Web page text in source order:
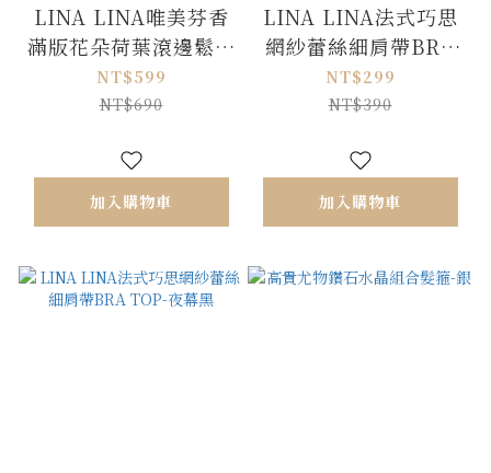
LINA LINA唯美芬香
滿版花朵荷葉滾邊鬆緊
短裙-甜美白
NT$599
NT$690
加入購物車
LINA LINA法式巧思
網紗蕾絲細肩帶BRA
TOP-珍珠白M/L
NT$299
NT$390
加入購物車